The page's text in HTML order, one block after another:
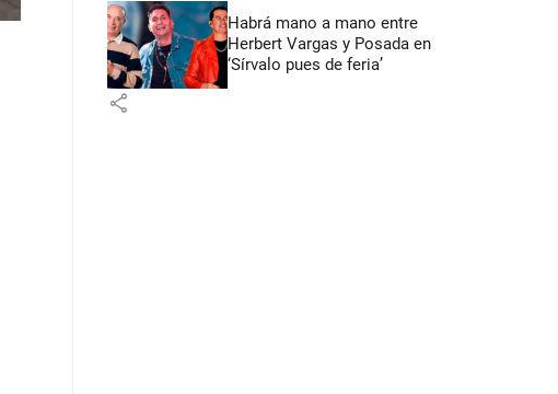
Habrá mano a mano entre
Herbert Vargas y Posada en
‘Sírvalo pues de feria’
share